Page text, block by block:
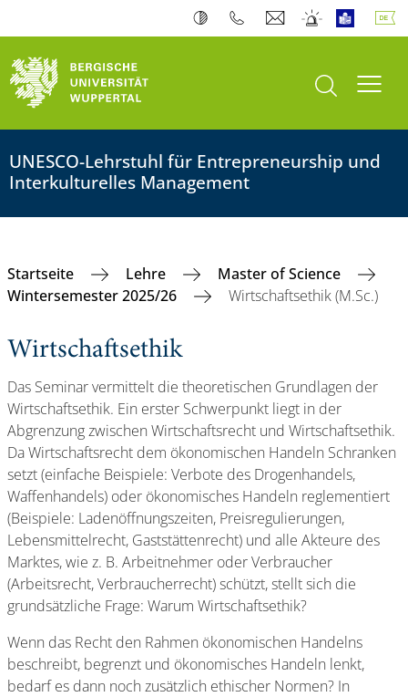
Suche öffnen
UNESCO-Lehrstuhl für Entrepreneurship und
Interkulturelles Management
Startseite Lehre
Master of Science
Wintersemester 2025/26
Wirtschaftsethik (M.Sc.)
Wirtschaftsethik
Das Seminar vermittelt die theoretischen Grundlagen der
Wirtschaftsethik. Ein erster Schwerpunkt liegt in der
Abgrenzung zwischen Wirtschaftsrecht und Wirtschaftsethik.
Da Wirtschaftsrecht dem ökonomischen Handeln Schranken
setzt (einfache Beispiele: Verbote des Drogenhandels,
Waffenhandels) oder ökonomisches Handeln reglementiert
(Beispiele: Ladenöffnungszeiten, Preisregulierungen,
Lebensmittelrecht, Gaststättenrecht) und alle Akteure des
Marktes, wie z. B. Arbeitnehmer oder Verbraucher
(Arbeitsrecht, Verbraucherrecht) schützt, stellt sich die
grundsätzliche Frage: Warum Wirtschaftsethik?
Wenn das Recht den Rahmen ökonomischen Handelns
beschreibt, begrenzt und ökonomisches Handeln lenkt,
bedarf es dann noch zusätzlich ethischer Normen? In